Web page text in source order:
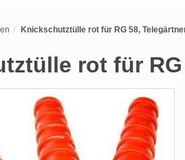
Knickschutztülle rot für RG 58,
rot für